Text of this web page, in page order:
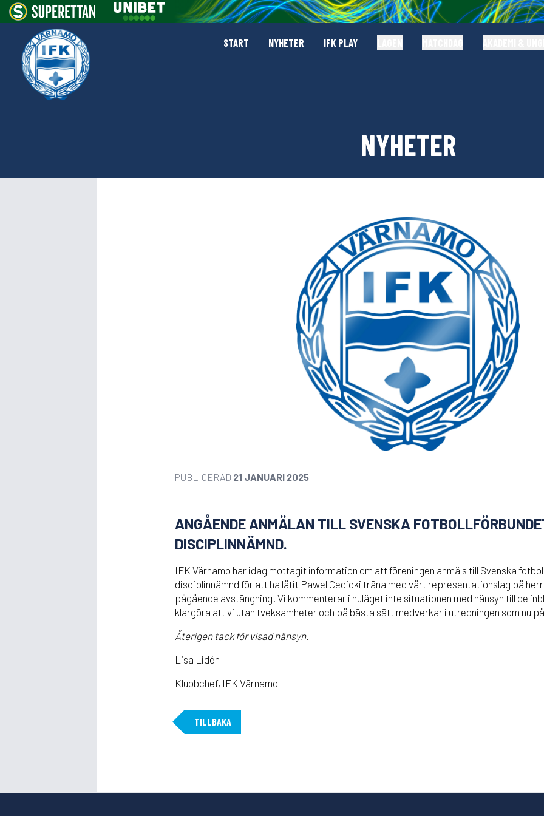
START NYHETER IFK PLAY
NYHETER
PUBLICERAD 21 JANUARI 2025
ANGÅENDE ANMÄLAN TILL SVENSKA
DISCIPLINNÄMND.
IFK Värnamo har idag mottagit information om att föreningen anmäls till Svenska
disciplinnämnd för att ha låtit Pawel Cedicki träna med vårt representationslag på
pågående avstängning. Vi kommenterar i nuläget inte situationen med hänsyn till de
klargöra att vi utan tveksamheter och på bästa sätt medverkar i utredningen som nu
Återigen tack för visad hänsyn.
Lisa Lidén
Klubbchef, IFK Värnamo
TILLBAKA